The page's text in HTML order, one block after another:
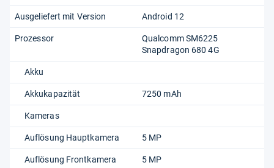
Ausgeliefert mit Version Android 12
Prozessor
Qualcomm SM6225
Snapdragon 680 4G
Akku
Akkukapazität 7250 mAh
Kameras
Auflösung Hauptkamera 5 MP
Auflösung Frontkamera 5 MP